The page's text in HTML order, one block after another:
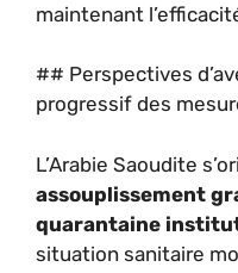
maintenant
## Perspectives
progressif des
L’Arabie Saoudite
assouplissement
quarantaine
situation sanitaire